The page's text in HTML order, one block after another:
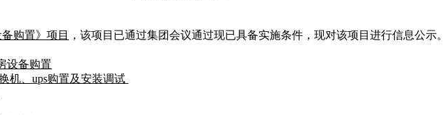
购置》项目
，该项目已通过集团会议通过现已具备实施条件，现对该项目进行信息公示。
设备购置
机、ups购置及安装调试